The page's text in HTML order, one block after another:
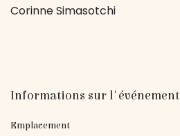
Corinne Simasotchi
Informations sur l'événement
Emplacement